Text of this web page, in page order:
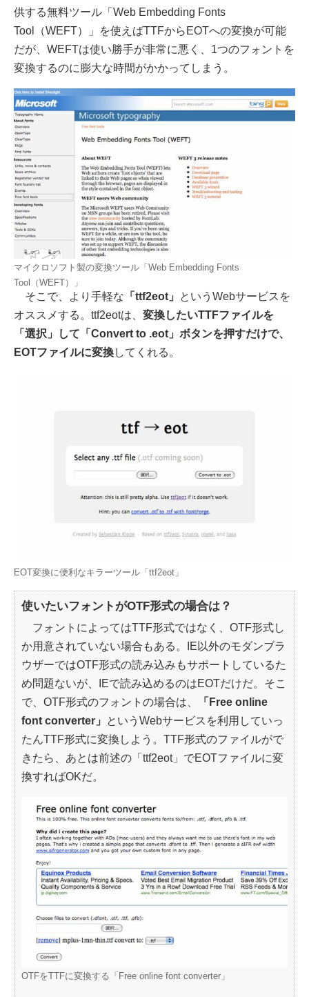
供する無料ツール「Web Embedding Fonts
Tool（WEFT）」を使えばTTFからEOTへの変換が可能
だが、WEFTは使い勝手が非常に悪く、1つのフォントを
変換するのに膨大な時間がかかってしまう。
マイクロソフト製の変換ツール「Web Embedding Fonts
Tool（WEFT）」
そこで、より手軽な 「ttf2eot」
というWebサービスを
オススメする。ttf2eotは、 変換したいTTFファイルを
「選択」して「Convert to .eot」ボタンを押すだけで、
EOTファイルに変換してくれる。
EOT変換に便利なキラーツール「ttf2eot」
使いたいフォントがOTF形式の場合は？
フォントによってはTTF形式ではなく、OTF形式し
か用意されていない場合もある。IE以外のモダンブラ
ウザーではOTF形式の読み込みもサポートしているた
め問題ないが、IEで読み込めるのはEOTだけだ。そこ
で、OTF形式のフォントの場合は、
「Free online
font converter」
というWebサービスを利用していっ
たんTTF形式に変換しよう。TTF形式のファイルがで
きたら、あとは前述の「ttf2eot」でEOTファイルに変
換すればOKだ。
OTFをTTFに変換する「Free online font converter」